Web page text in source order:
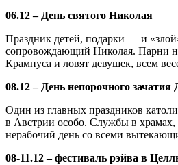
06.12 – День святого Николая
Праздник детей, подарки — и
сопровождающий Николая. Парни
Крампуса и ловят девушек, всем
08.12 – День непорочного
Один из главных праздников
в Австрии особо. Службы в храмах,
нерабочий день со всеми
08-11.12 – фестиваль рэйва в